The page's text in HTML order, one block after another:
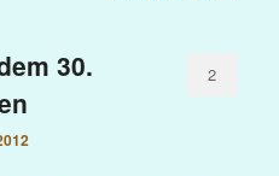
30.
2